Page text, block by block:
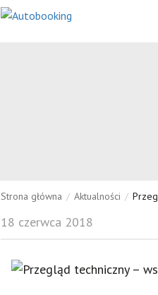
Strona główna / Aktualności /
18 czerwca 2018